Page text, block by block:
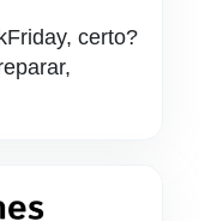
certo?